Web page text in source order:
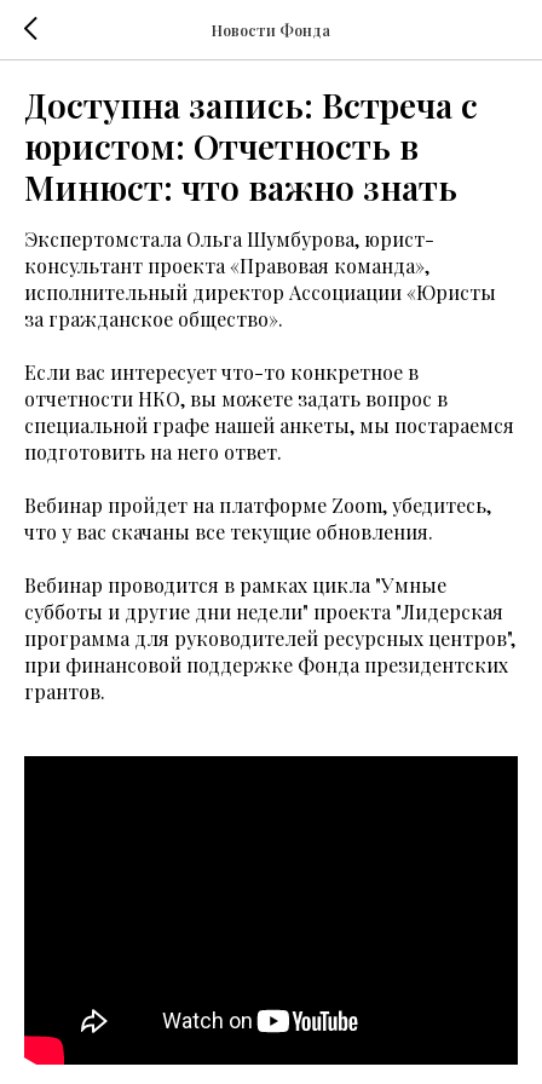
Новости Фонда
Доступна запись: Встреча с
юристом: Отчетность в
Минюст: что важно знать
Экспертомстала Ольга Шумбурова, юрист-
консультант проекта «Правовая команда»,
исполнительный директор Аccоциации «Юристы
за гражданское общество».
Если вас интересует что-то конкретное в
отчетности НКО, вы можете задать вопрос в
специальной графе нашей анкеты, мы постараемся
подготовить на него ответ.
Вебинар пройдет на платформе Zoom, убедитесь,
что у вас скачаны все текущие обновления.
Вебинар проводится в рамках цикла "Умные
субботы и другие дни недели" проекта "Лидерская
программа для руководителей ресурсных центров",
при финансовой поддержке Фонда президентских
грантов.